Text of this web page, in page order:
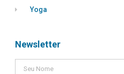
Yoga
Newsletter